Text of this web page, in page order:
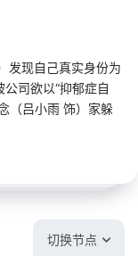
发现自己真实身份为
司欲以“抑郁症自
（吕小雨 饰）家躲
切换节点